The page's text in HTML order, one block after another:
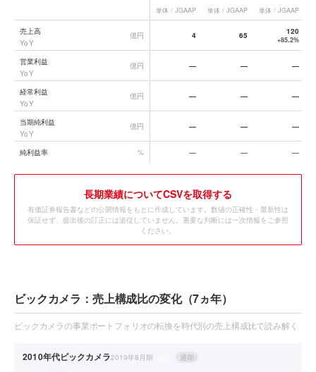
ビックカメラ
単体 / JGAAP 単体 / JGAAP 単体 / JGAAP
売上高
YoY
億円 4 65 120
+85.2%
営業利益
YoY
億円 — — —
経常利益
YoY
億円 — — —
当期純利益
YoY
億円 — — —
純利益率 % — — —
長期業績についてCSVを取得する
有価証券報告書などの公開情報をもとに作成しています。数値の正確性・最新性は
保証せず、提出後の訂正には追従していません。重要な判断には一次情報をご参照
ください。
ビックカメラ：売上構成比の変化（7ヵ年）
ビックカメラの事業ポートフォリオの転換を時代別の売上構成比で読み解く
2010年代ビックカメラ2019年8月期 通期